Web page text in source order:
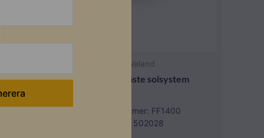
Falsat plåttak Weland
Weland Falsfäste solsystem
Lev. artikelnummer: FF1400
Artikelnummer: 502028